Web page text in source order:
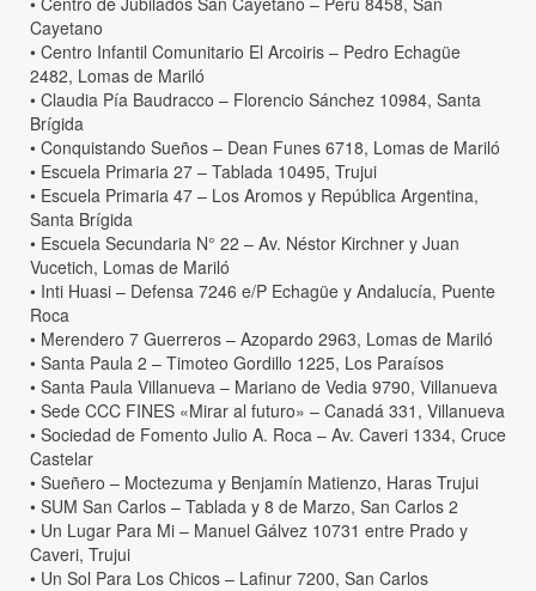
Cayetano
• Centro Infantil Comunitario El Arcoiris – Pedro Echagüe
2482, Lomas de Mariló
• Claudia Pía Baudracco – Florencio Sánchez 10984, Santa
Brígida
• Conquistando Sueños – Dean Funes 6718, Lomas de Mariló
• Escuela Primaria 27 – Tablada 10495, Trujui
• Escuela Primaria 47 – Los Aromos y República Argentina,
Santa Brígida
• Escuela Secundaria N° 22 – Av. Néstor Kirchner y Juan
Vucetich, Lomas de Mariló
• Inti Huasi – Defensa 7246 e/P Echagüe y Andalucía, Puente
Roca
• Merendero 7 Guerreros – Azopardo 2963, Lomas de Mariló
• Santa Paula 2 – Timoteo Gordillo 1225, Los Paraísos
• Santa Paula Villanueva – Mariano de Vedia 9790, Villanueva
• Sede CCC FINES «Mirar al futuro» – Canadá 331, Villanueva
• Sociedad de Fomento Julio A. Roca – Av. Caveri 1334, Cruce
Castelar
• Sueñero – Moctezuma y Benjamín Matienzo, Haras Trujui
• SUM San Carlos – Tablada y 8 de Marzo, San Carlos 2
• Un Lugar Para Mi – Manuel Gálvez 10731 entre Prado y
Caveri, Trujui
• Un Sol Para Los Chicos – Lafinur 7200, San Carlos